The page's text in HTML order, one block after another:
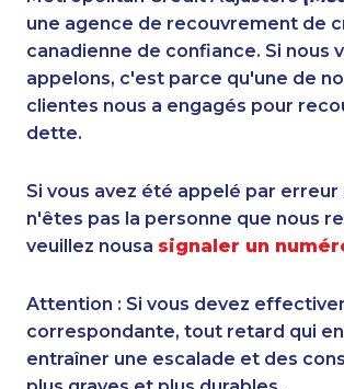
une agence de recouvrement de
canadienne de confiance. Si nous
appelons, c'est parce qu'une de
clientes nous a engagés pour
dette.
Si vous avez été appelé par erreur
n'êtes pas la personne que nous
veuillez nousa signaler un
Attention : Si vous devez
correspondante, tout retard qui
entraîner une escalade et des